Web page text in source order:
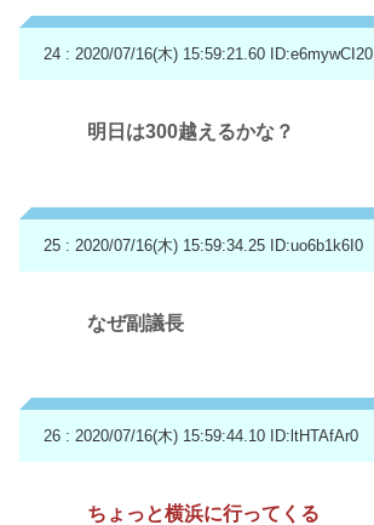
24 : 2020/07/16(木) 15:59:21.60 ID:e6mywCI20
明日は300越えるかな？
25 : 2020/07/16(木) 15:59:34.25 ID:uo6b1k6I0
なぜ副議長
26 : 2020/07/16(木) 15:59:44.10 ID:ltHTAfAr0
ちょっと横浜に行ってくる